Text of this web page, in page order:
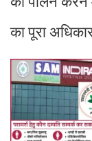
का पूरा